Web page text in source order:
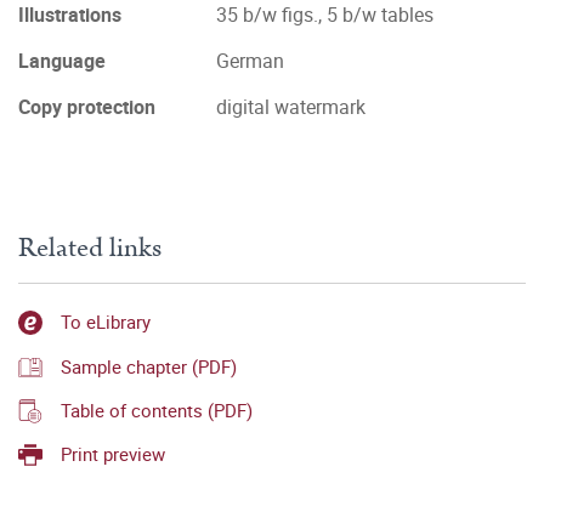
Illustrations
35 b/w figs., 5 b/w tables
Language
German
Copy protection
digital watermark
Related links
To eLibrary
Sample chapter (PDF)
Table of contents (PDF)
Print preview